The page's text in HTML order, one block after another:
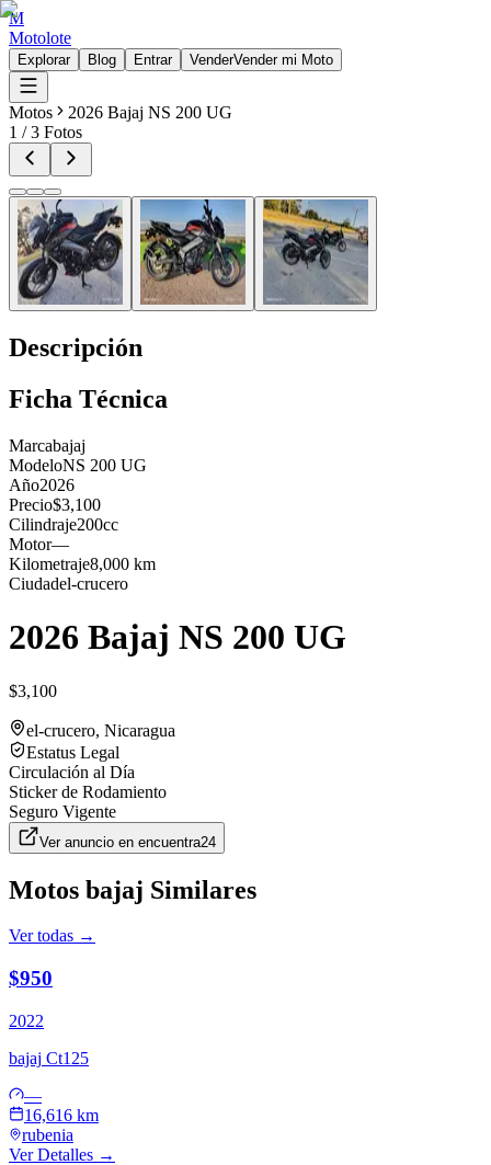
M
Motolote
Explorar Blog Entrar VenderVender mi Moto
Motos
2026 Bajaj NS 200 UG
1 /3 Fotos
Descripción
Ficha Técnica
Marcabajaj
ModeloNS 200 UG
Año2026
Precio$3,100
Cilindraje200cc
Motor—
Kilometraje8,000 km
Ciudadel-crucero
2026 Bajaj NS 200 UG
$3,100
el-crucero, Nicaragua
Estatus Legal
Circulación al Día
Sticker de Rodamiento
Seguro Vigente
Ver anuncio en encuentra24
Motos bajaj Similares
Ver todas →
$950
2022
bajaj Ct125
—
16,616 km
rubenia
Ver Detalles →